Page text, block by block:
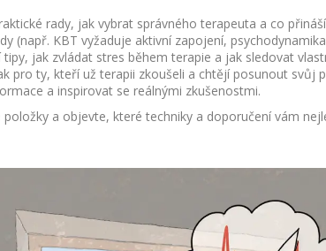
rady, jak vybrat správného terapeuta a co
(např. KBT vyžaduje aktivní zapojení,
tipy, jak zvládat stres během terapie a jak sledovat
pro ty, kteří už terapii zkoušeli a chtějí posunout svůj
a inspirovat se reálnými zkušenostmi.
položky a objevte, které techniky a doporučení vám